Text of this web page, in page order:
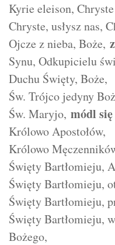
Kyrie eleison,
Chryste, usłysz nas,
Ojcze z nieba, Boże,
Synu, Odkupicielu
Duchu Święty, Boże,
Św. Trójco jedyny
Św. Maryjo, módl
Królowo Apostołów,
Królowo
Święty Bartłomieju,
Święty Bartłomieju,
Święty Bartłomieju,
Święty Bartłomieju,
Bożego,